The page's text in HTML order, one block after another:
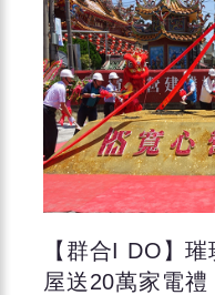
【群合I DO】
屋送20萬家電禮